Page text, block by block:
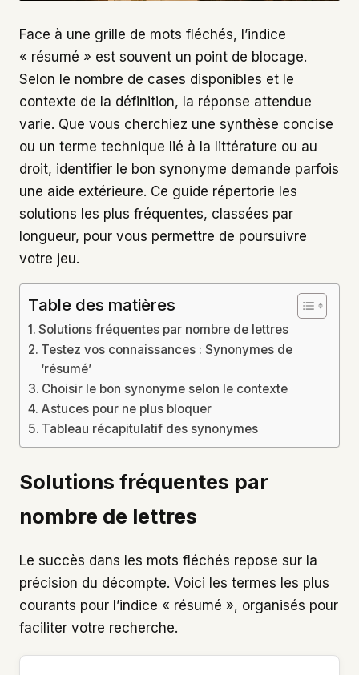
Face à une grille de mots fléchés, l’indice
« résumé » est souvent un point de blocage.
Selon le nombre de cases disponibles et le
contexte de la définition, la réponse attendue
varie. Que vous cherchiez une synthèse concise
ou un terme technique lié à la littérature ou au
droit, identifier le bon synonyme demande parfois
une aide extérieure. Ce guide répertorie les
solutions les plus fréquentes, classées par
longueur, pour vous permettre de poursuivre
votre jeu.
Table des matières
Solutions fréquentes par nombre de lettres
Testez vos connaissances : Synonymes de
‘résumé’
Choisir le bon synonyme selon le contexte
Astuces pour ne plus bloquer
Tableau récapitulatif des synonymes
Solutions fréquentes par
nombre de lettres
Le succès dans les mots fléchés repose sur la
précision du décompte. Voici les termes les plus
courants pour l’indice « résumé », organisés pour
faciliter votre recherche.